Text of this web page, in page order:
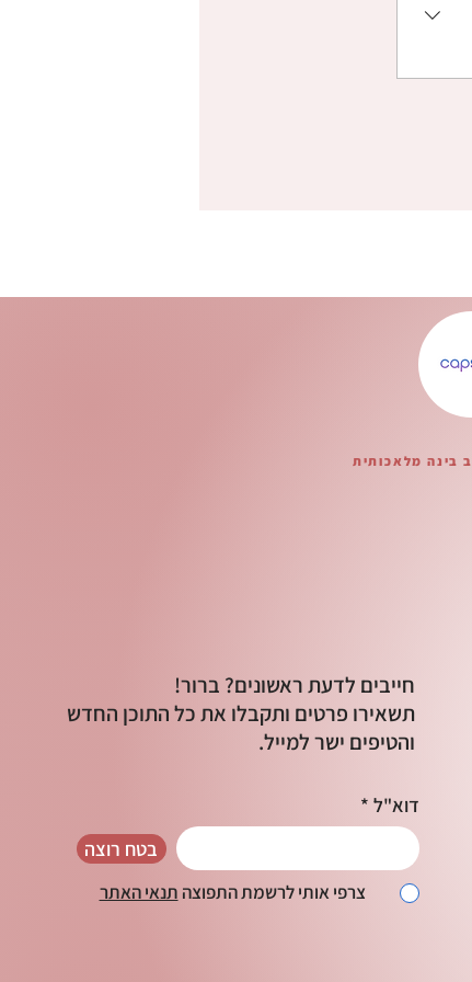
חייבים לדעת ראשונים? ברור!
תשאירו פרטים ותקבלו את כל התוכן החדש
והטיפים ישר למייל.
בטח רוצה
דוא"ל
צרפי אותי לרשמת התפוצה תנאי האתר
בינה מלאכותית